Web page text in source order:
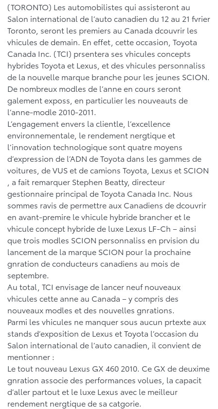
(TORONTO) Les automobilistes qui assisteront au
Salon international de l’auto canadien du 12 au 21 fvrier
Toronto, seront les premiers au Canada dcouvrir les
vhicules de demain. En effet, cette occasion, Toyota
Canada Inc. (TCI) prsentera ses vhicules concepts
hybrides Toyota et Lexus, et des vhicules personnaliss
de la nouvelle marque branche pour les jeunes SCION.
De nombreux modles de l’anne en cours seront
galement exposs, en particulier les nouveauts de
l’anne-modle 2010-2011.
L’engagement envers la clientle, l’excellence
environnementale, le rendement nergtique et
l’innovation technologique sont quatre moyens
d’expression de l’ADN de Toyota dans les gammes de
voitures, de VUS et de camions Toyota, Lexus et SCION
, a fait remarquer Stephen Beatty, directeur
gestionnaire principal de Toyota Canada Inc. Nous
sommes ravis de permettre aux Canadiens de dcouvrir
en avant-premire le vhicule hybride brancher et le
vhicule concept hybride de luxe Lexus LF-Ch – ainsi
que trois modles SCION personnaliss en prvision du
lancement de la marque SCION pour la prochaine
gnration de conducteurs canadiens au mois de
septembre.
Au total, TCI envisage de lancer neuf nouveaux
vhicules cette anne au Canada – y compris des
nouveaux modles et des nouvelles gnrations.
Parmi les vhicules ne manquer sous aucun prtexte aux
stands d’exposition de Lexus et Toyota l’occasion du
Salon international de l’auto canadien, il convient de
mentionner :
Le tout nouveau Lexus GX 460 2010. Ce GX de deuxime
gnration associe des performances volues, la capacit
d’aller partout et le luxe Lexus avec le meilleur
rendement nergtique de sa catgorie.